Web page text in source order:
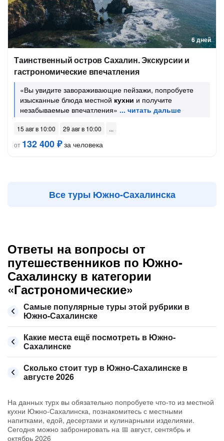
6 дней
Таинственный остров Сахалин. Экскурсии и
гастрономические впечатления
«Вы увидите завораживающие пейзажи, попробуете
изысканные блюда местной кухни и получите
незабываемые впечатления»
15 авг в 10:00
29 авг в 10:00
от 132 400 ₽за человека
Все туры Южно-Сахалинска
Ответы на вопросы от
путешественников по Южно-
Сахалинску в категории
«Гастрономические»
Самые популярные туры этой рубрики в
Южно-Сахалинске
Какие места ещё посмотреть в Южно-
Сахалинске
Сколько стоит тур в Южно-Сахалинске в
августе 2026
На данных турх вы обязательно попробуете что-то из местной
кухни Южно-Сахалинска, познакомитесь с местными
напитками, едой, десертами и кулинарными изделиями.
Сегодня можно забронировать на 📅 август, сентябрь и
октябрь 2026